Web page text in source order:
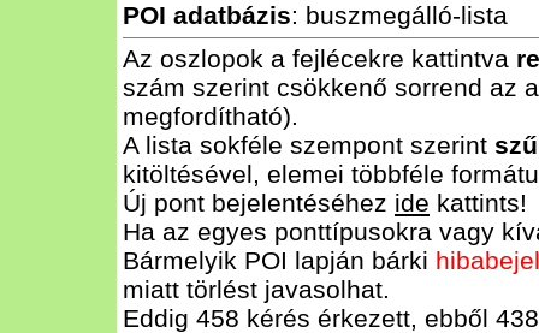
POI adatbázis: buszmegálló-lista
Az oszlopok a fejlécekre kattintva
szám szerint csökkenő sorrend az
megfordítható).
A lista sokféle szempont szerint
kitöltésével, elemei többféle
Új pont bejelentéséhez ide kattints!
Ha az egyes ponttípusokra vagy
Bármelyik POI lapján bárki
miatt törlést javasolhat.
Eddig 458 kérés érkezett, ebből